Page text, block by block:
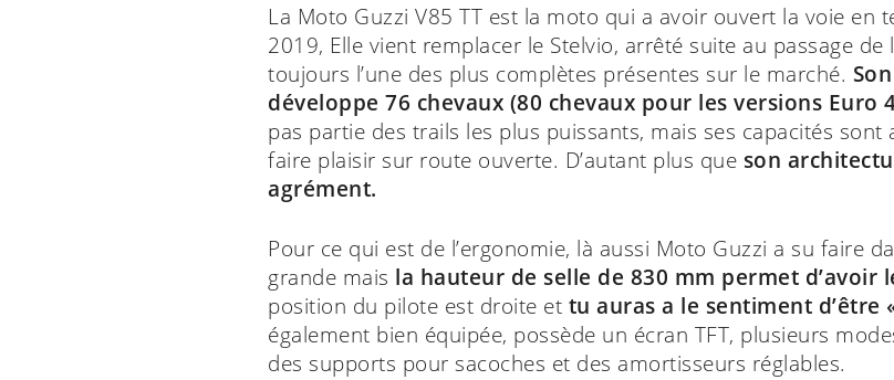
La Moto Guzzi V85 TT est la moto qui a avoir ouvert la voie en
2019, Elle vient remplacer le Stelvio, arrêté suite au passage
toujours l’une des plus complètes présentes sur le marché.
développe 76 chevaux (80 chevaux pour les versions Euro
pas partie des trails les plus puissants, mais ses capacités
faire plaisir sur route ouverte. D’autant plus que son
agrément.
Pour ce qui est de l’ergonomie, là aussi Moto Guzzi a su faire
grande mais la hauteur de selle de 830 mm permet d’avoir
position du pilote est droite et tu auras a le sentiment d’être
également bien équipée, possède un écran TFT, plusieurs
des supports pour sacoches et des amortisseurs réglables.